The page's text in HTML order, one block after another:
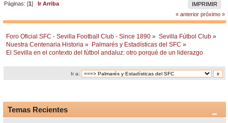
IMPRIMIR
Páginas: [1]
Ir Arriba
« anterior próximo »
Foro Oficial SFC - Sevilla Football Club - Since 1890 » Sevilla Fútbol Club »
Nuestra Centenaria Historia » Palmarés y Estadísticas del SFC »
El Sevilla en el contexto del fútbol andaluz: otro porqué de un liderazgo
Ir a:
Temas Recientes